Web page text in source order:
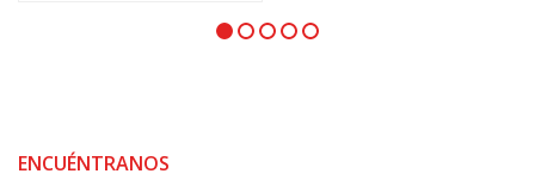
ENCUÉNTRANOS